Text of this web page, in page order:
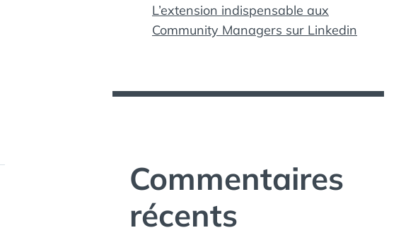
L’extension indispensable aux
Community Managers sur Linkedin
Commentaires
récents